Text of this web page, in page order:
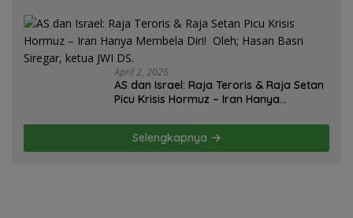
Basri Siregar.
April 2, 2026
AS dan Israel: Raja Teroris & Raja Setan
Picu Krisis Hormuz – Iran Hanya
ketua JWI DS.
Selengkapnya